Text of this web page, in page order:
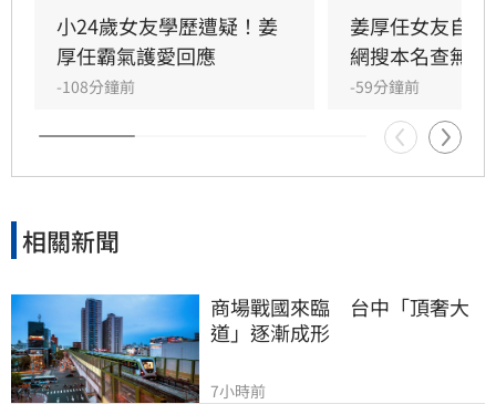
引發學歷造假疑雲。對此，台灣大學校方回應表
示，個人學歷資訊涉及隱私，無法對外說明。面
對外界的質疑聲浪，姜厚任展現霸氣護愛態度，
呼籲外界不要把這段感情當成偵探片，強調自己
對女方背景有一定了解，懇請大眾給予兩人正常
的交往空間與尊重，不希望私生活受到外界過度
小24歲女友學歷遭疑！姜
厚任霸氣護愛回應
-108分鐘前
姜厚任女友自
網搜本名查無此
-59分鐘前
相關新聞
商場戰國來臨　台中「頂奢大
道」逐漸成形
7小時前